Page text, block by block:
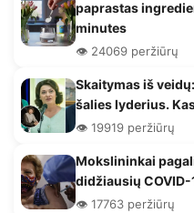
paprastas
minutes
👁️ 24069 peržiūrų
Skaitymas iš
šalies lyderius.
👁️ 19919 peržiūrų
Mokslininkai
didžiausių
👁️ 17763 peržiūrų